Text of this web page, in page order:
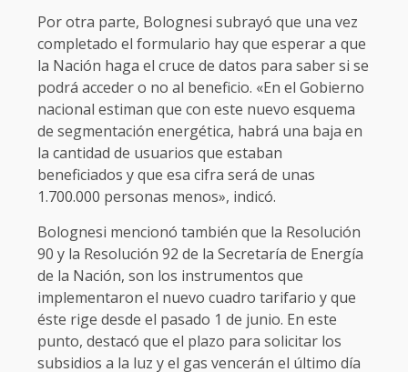
Por otra parte, Bolognesi subrayó que una vez
completado el formulario hay que esperar a que
la Nación haga el cruce de datos para saber si se
podrá acceder o no al beneficio. «En el Gobierno
nacional estiman que con este nuevo esquema
de segmentación energética, habrá una baja en
la cantidad de usuarios que estaban
beneficiados y que esa cifra será de unas
1.700.000 personas menos», indicó.
Bolognesi mencionó también que la Resolución
90 y la Resolución 92 de la Secretaría de Energía
de la Nación, son los instrumentos que
implementaron el nuevo cuadro tarifario y que
éste rige desde el pasado 1 de junio. En este
punto, destacó que el plazo para solicitar los
subsidios a la luz y el gas vencerán el último día